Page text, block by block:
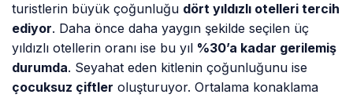
turistlerin büyük çoğunluğu dört yıldızlı otelleri tercih
ediyor. Daha önce daha yaygın şekilde seçilen üç
yıldızlı otellerin oranı ise bu yıl %30’a kadar gerilemiş
durumda. Seyahat eden kitlenin çoğunluğunu ise
çocuksuz çiftler oluşturuyor. Ortalama konaklama